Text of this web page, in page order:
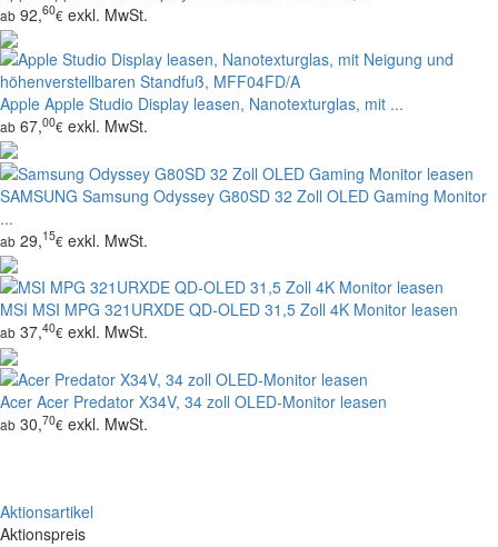
ab 92,60€ exkl. MwSt.
Apple Apple Studio Display leasen, Nanotexturglas, mit ...
ab 67,00€ exkl. MwSt.
SAMSUNG Samsung Odyssey G80SD 32 Zoll OLED Gaming Monitor
...
ab 29,15€ exkl. MwSt.
MSI MSI MPG 321URXDE QD-OLED 31,5 Zoll 4K Monitor leasen
ab 37,40€ exkl. MwSt.
Acer Acer Predator X34V, 34 zoll OLED-Monitor leasen
ab 30,70€ exkl. MwSt.
Aktionsartikel
Aktionspreis